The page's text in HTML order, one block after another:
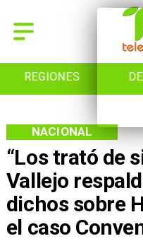
REGIONES
“Los trató de
Vallejo
dichos sobre
el caso
NACIONAL